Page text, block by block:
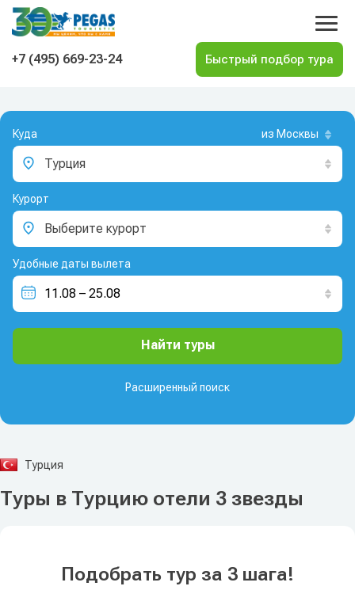
На главную
+7 (495) 669-23-24
Куда из Москвы
Турция
Курорт
Выберите курорт
Удобные даты вылета
Расширенный поиск
Найти туры
Турция
Туры в Турцию отели 3 звезды
Подобрать тур за 3 шага!